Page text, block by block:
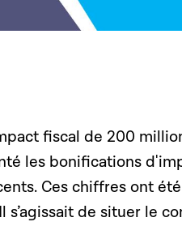
fiscal de 200
les bonifications
Ces chiffres ont
de situer le